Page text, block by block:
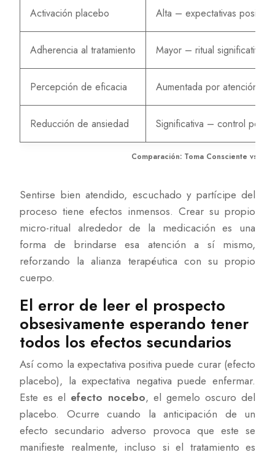
Comparación: Toma Consciente vs
Activación placebo Alta – expectativas
Adherencia al tratamiento Mayor – ritual significativo
Percepción de eficacia Aumentada por atención
Reducción de ansiedad Significativa – control
Sentirse bien atendido, escuchado y partícipe del
proceso tiene efectos inmensos. Crear su propio
micro-ritual alrededor de la medicación es una
forma de brindarse esa atención a sí mismo,
reforzando la alianza terapéutica con su propio
cuerpo.
El error de leer el prospecto
obsesivamente esperando tener
todos los efectos secundarios
Así como la expectativa positiva puede curar (efecto
placebo), la expectativa negativa puede enfermar.
Este es el efecto nocebo, el gemelo oscuro del
placebo. Ocurre cuando la anticipación de un
efecto secundario adverso provoca que este se
manifieste realmente, incluso si el tratamiento es